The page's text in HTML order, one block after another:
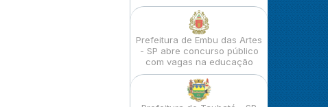
Prefeitura de Embu das Artes
- SP abre concurso público
com vagas na educação